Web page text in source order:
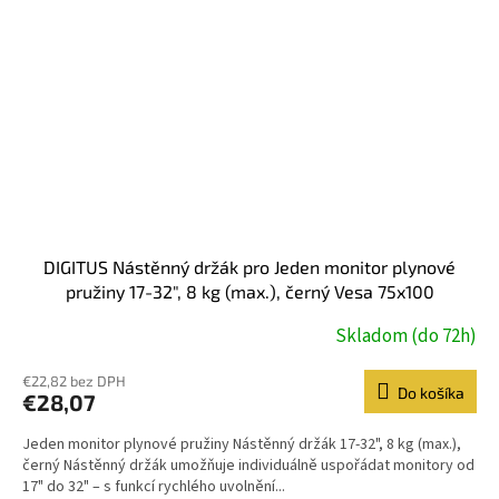
DIGITUS Nástěnný držák pro Jeden monitor plynové
pružiny 17-32", 8 kg (max.), černý Vesa 75x100
Skladom (do 72h)
€22,82 bez DPH
€28,07 Do košíka
Jeden monitor plynové pružiny Nástěnný držák 17-32", 8 kg (max.),
černý Nástěnný držák umožňuje individuálně uspořádat monitory od
17" do 32" – s funkcí rychlého uvolnění...